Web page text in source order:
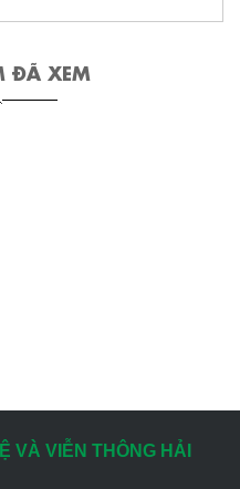
ĐÃ XEM
VÀ VIỄN THÔNG HẢI